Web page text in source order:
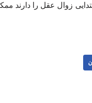
زوال عقل را دارند